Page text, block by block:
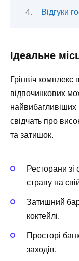
Відгуки
Ідеальне
Грінвіч комплекс
відпочинкових
найвибагливіших
свідчать про
та затишок.
Ресторани
страву на
Затишний
коктейлі.
Просторі
заходів.